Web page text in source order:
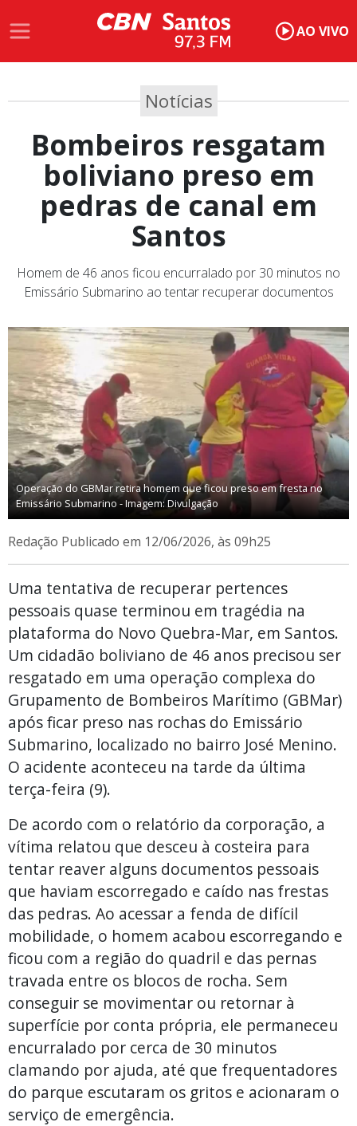
AO VIVO
Notícias
Bombeiros resgatam
boliviano preso em
pedras de canal em
Santos
Homem de 46 anos ficou encurralado por 30 minutos no
Emissário Submarino ao tentar recuperar documentos
Operação do GBMar retira homem que ficou preso em fresta no
Emissário Submarino - Imagem: Divulgação
Redação Publicado em 12/06/2026, às 09h25
Uma tentativa de recuperar pertences
pessoais quase terminou em tragédia na
plataforma do Novo Quebra-Mar, em Santos.
Um cidadão boliviano de 46 anos precisou ser
resgatado em uma operação complexa do
Grupamento de Bombeiros Marítimo (GBMar)
após ficar preso nas rochas do Emissário
Submarino, localizado no bairro José Menino.
O acidente aconteceu na tarde da última
terça-feira (9).
De acordo com o relatório da corporação, a
vítima relatou que desceu à costeira para
tentar reaver alguns documentos pessoais
que haviam escorregado e caído nas frestas
das pedras. Ao acessar a fenda de difícil
mobilidade, o homem acabou escorregando e
ficou com a região do quadril e das pernas
travada entre os blocos de rocha. Sem
conseguir se movimentar ou retornar à
superfície por conta própria, ele permaneceu
encurralado por cerca de 30 minutos
clamando por ajuda, até que frequentadores
do parque escutaram os gritos e acionaram o
serviço de emergência.